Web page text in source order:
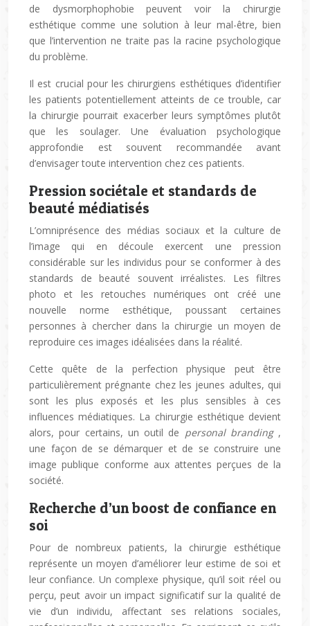
de dysmorphophobie peuvent voir la chirurgie
esthétique comme une solution à leur mal-être, bien
que l’intervention ne traite pas la racine psychologique
du problème.
Il est crucial pour les chirurgiens esthétiques d’identifier
les patients potentiellement atteints de ce trouble, car
la chirurgie pourrait exacerber leurs symptômes plutôt
que les soulager. Une évaluation psychologique
approfondie est souvent recommandée avant
d’envisager toute intervention chez ces patients.
Pression sociétale et standards de
beauté médiatisés
L’omniprésence des médias sociaux et la culture de
l’image qui en découle exercent une pression
considérable sur les individus pour se conformer à des
standards de beauté souvent irréalistes. Les filtres
photo et les retouches numériques ont créé une
nouvelle norme esthétique, poussant certaines
personnes à chercher dans la chirurgie un moyen de
reproduire ces images idéalisées dans la réalité.
Cette quête de la perfection physique peut être
particulièrement prégnante chez les jeunes adultes, qui
sont les plus exposés et les plus sensibles à ces
influences médiatiques. La chirurgie esthétique devient
alors, pour certains, un outil de personal branding ,
une façon de se démarquer et de se construire une
image publique conforme aux attentes perçues de la
société.
Recherche d’un boost de confiance en
soi
Pour de nombreux patients, la chirurgie esthétique
représente un moyen d’améliorer leur estime de soi et
leur confiance. Un complexe physique, qu’il soit réel ou
perçu, peut avoir un impact significatif sur la qualité de
vie d’un individu, affectant ses relations sociales,